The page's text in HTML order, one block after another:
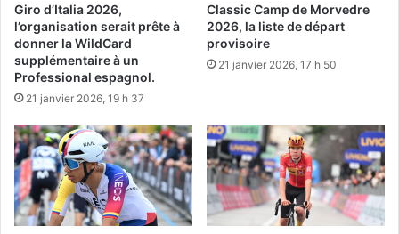
Giro d’Italia 2026,
l’organisation serait prête à
donner la WildCard
supplémentaire à un
Professional espagnol.
21 janvier 2026, 19 h 37
Classic Camp de Morvedre
2026, la liste de départ
provisoire
21 janvier 2026, 17 h 50